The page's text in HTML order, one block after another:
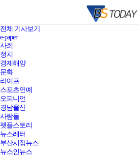
전체 기사보기
e-paper
사회
정치
경제해양
문화
라이프
스포츠연예
오피니언
경남울산
사람들
펫플스토리
뉴스레터
부산시정뉴스
뉴스인뉴스